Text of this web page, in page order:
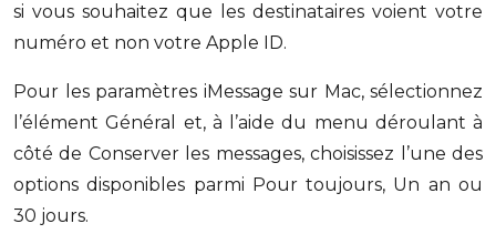
si vous souhaitez que les destinataires voient votre
numéro et non votre Apple ID.
Pour les paramètres iMessage sur Mac, sélectionnez
l’élément Général et, à l’aide du menu déroulant à
côté de Conserver les messages, choisissez l’une des
options disponibles parmi Pour toujours, Un an ou
30 jours.